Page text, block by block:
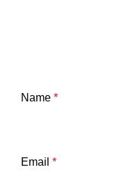
Name *
Email *